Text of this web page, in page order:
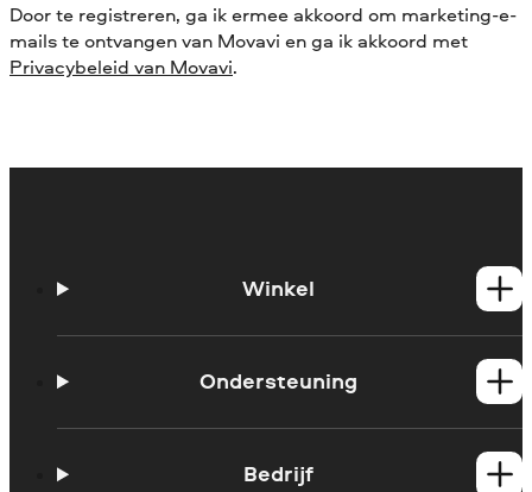
Door te registreren, ga ik ermee akkoord om marketing-e-
mails te ontvangen van Movavi en ga ik akkoord met
Privacybeleid van Movavi.
Winkel
Mac-productenOndersteuning
Support contacterenBedrijf